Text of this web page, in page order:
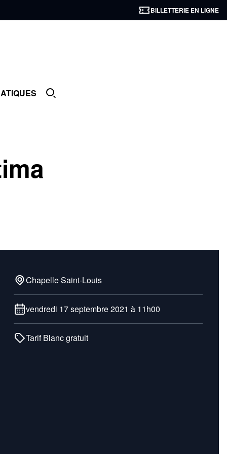
BILLETTERIE EN LIGNE
Chapelle Saint-Louis
vendredi 17 septembre 2021 à 11h00
Tarif Blanc gratuit